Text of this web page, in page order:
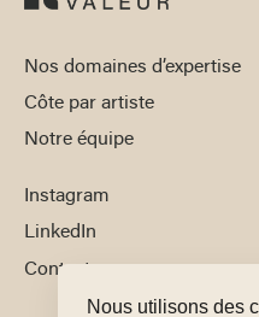
Nous utilisons des
Nos domaines d’expertise
Côte par artiste
Notre équipe
Instagram
LinkedIn
Contact